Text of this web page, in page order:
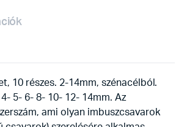
10 részes. 2-14mm, szénacélból.
5- 6- 8- 10- 12- 14mm. Az
ami olyan imbuszcsavarok